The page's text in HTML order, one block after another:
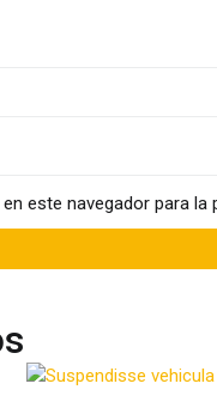
este navegador para la